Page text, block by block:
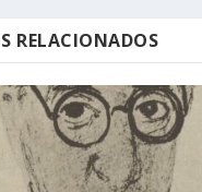
RELACIONADOS